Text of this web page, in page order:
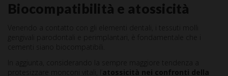
Biocompatibilità e atossicità
Venendo a contatto con gli elementi dentali, i tessuti molli
gengivali parodontali e perimplantari, è fondamentale che i
cementi siano biocompatibili.
In aggiunta, considerando la sempre maggiore tendenza a
protesizzare monconi vitali, l’ atossicità nei confronti della